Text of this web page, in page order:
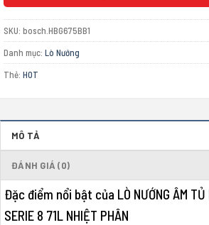
SKU: bosch.HBG675BB1
Danh mục: Lò Nướng
Thẻ: HOT
MÔ TẢ
ĐÁNH GIÁ (0)
Đặc điểm nổi bật của LÒ NƯỚNG ÂM TỦ
SERIE 8 71L NHIỆT PHÂN